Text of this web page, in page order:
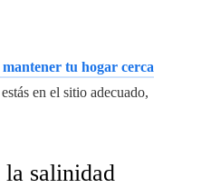
mantener tu hogar cerca
en el sitio adecuado,
la salinidad